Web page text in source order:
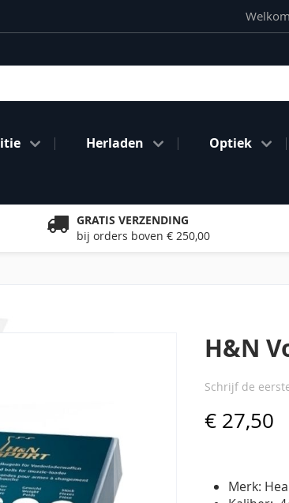
Herladen Optiek
GRATIS VERZENDING
bij orders boven € 250,00
H&N
Schrijf de
€ 27,50
Merk: